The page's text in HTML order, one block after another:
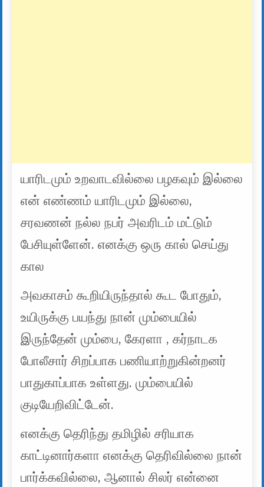
யாரிடமும் உறவாடவில்லை பழகவும் இல்லை
என் எண்ணம் யாரிடமும் இல்லை,
சரவணன் நல்ல நபர் அவரிடம் மட்டும்
பேசியுள்ளேன். எனக்கு ஒரு கால் செய்து
கால
அவகாசம் கூறியிருந்தால் கூட போதும்,
உயிருக்கு பயந்து நான் மும்பையில்
இருந்தேன் மும்பை, கேரளா , கர்நாடக
போலீசார் சிறப்பாக பணியாற்றுகின்றனர்
பாதுகாப்பாக உள்ளது. மும்பையில்
குடியேறிவிட்டேன்.
எனக்கு தெரிந்து தமிழில் சரியாக
காட்டினார்களா எனக்கு தெரிவில்லை நான்
பார்க்கவில்லை, ஆனால் சிலர் என்னை